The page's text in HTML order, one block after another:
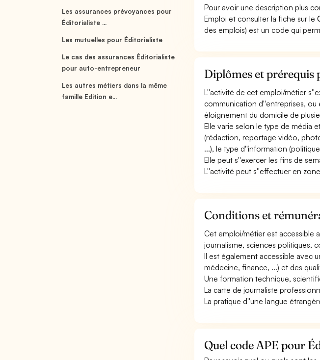
Les assurances prévoyances pour
Éditorialiste ...
Les mutuelles pour Éditorialiste
Le cas des assurances Éditorialiste
pour auto-entrepreneur
Les autres métiers dans la même
famille Edition e...
Pour avoir une description plus
Emploi et consulter la fiche sur le
des emplois) est un code qui
Diplômes et prérequis
L''activité de cet emploi/métier
communication d''entreprises, ou
éloignement du domicile de
Elle varie selon le type de média
(rédaction, reportage vidéo,
...), le type d''information
Elle peut s''exercer les fins de
L''activité peut s''effectuer en
Conditions et
Cet emploi/métier est accessible
journalisme, sciences politiques,
Il est également accessible avec
médecine, finance, ...) et des
Une formation technique,
La carte de journaliste
La pratique d''une langue
Quel code APE pour